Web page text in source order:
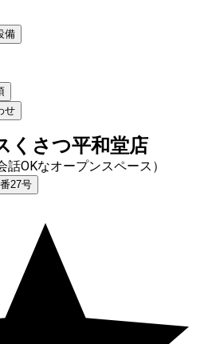
備
せ
くさつ平和堂店
OKなオープンスペース）
27号